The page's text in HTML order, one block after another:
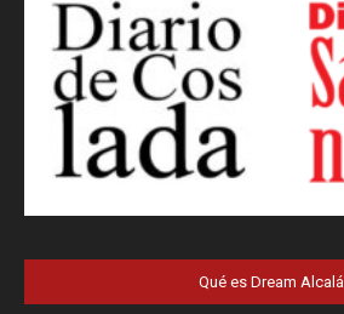
Qué es Dream Alcalá